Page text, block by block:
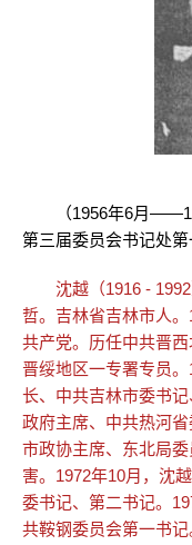
（1956年6月
第三届委员会书记处第
沈越（1916 - 1992
哲。吉林省吉林市人
共产党。历任中共晋西
晋绥地区一专署专员
长、中共吉林市委书
政府主席、中共热河
市政协主席、东北局
害。1972年10月，沈
委书记、第二书记。
共鞍钢委员会第一书